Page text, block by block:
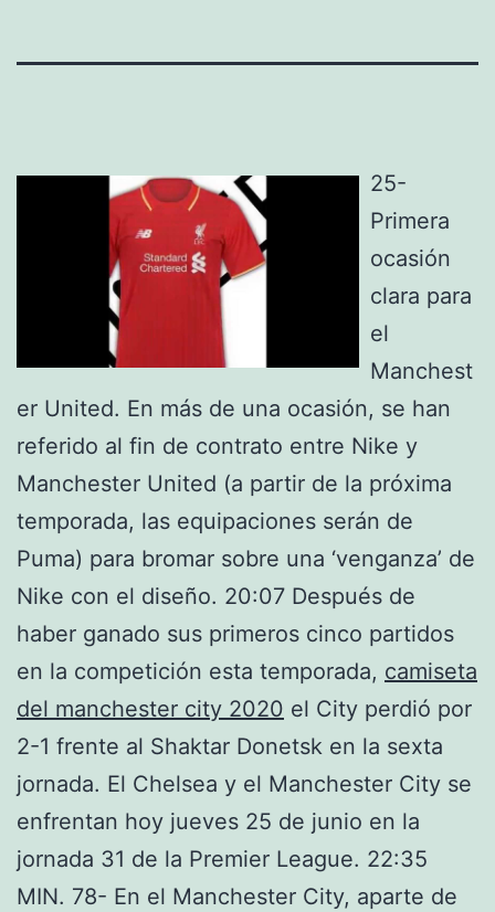
25-
Primera
ocasión
clara para
el
Manchest
er United. En más de una ocasión, se han
referido al fin de contrato entre Nike y
Manchester United (a partir de la próxima
temporada, las equipaciones serán de
Puma) para bromar sobre una ‘venganza’ de
Nike con el diseño. 20:07 Después de
haber ganado sus primeros cinco partidos
en la competición esta temporada, camiseta
del manchester city 2020 el City perdió por
2-1 frente al Shaktar Donetsk en la sexta
jornada. El Chelsea y el Manchester City se
enfrentan hoy jueves 25 de junio en la
jornada 31 de la Premier League. 22:35
MIN. 78- En el Manchester City, aparte de